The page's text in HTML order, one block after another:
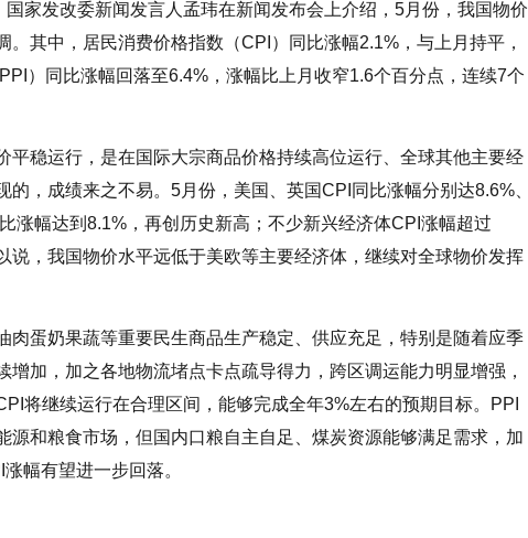
家发改委新闻发言人孟玮在新闻发布会上介绍，5月份，我国物价
其中，居民消费价格指数（CPI）同比涨幅2.1%，与上月持平，
）同比涨幅回落至6.4%，涨幅比上月收窄1.6个百分点，连续7个
平稳运行，是在国际大宗商品价格持续高位运行、全球其他主要经
，成绩来之不易。5月份，美国、英国CPI同比涨幅分别达8.6%、
涨幅达到8.1%，再创历史新高；不少新兴经济体CPI涨幅超过
说，我国物价水平远低于美欧等主要经济体，继续对全球物价发挥
肉蛋奶果蔬等重要民生商品生产稳定、供应充足，特别是随着应季
加，加之各地物流堵点卡点疏导得力，跨区调运能力明显增强，
将继续运行在合理区间，能够完成全年3%左右的预期目标。PPI
源和粮食市场，但国内口粮自主自足、煤炭资源能够满足需求，加
幅有望进一步回落。